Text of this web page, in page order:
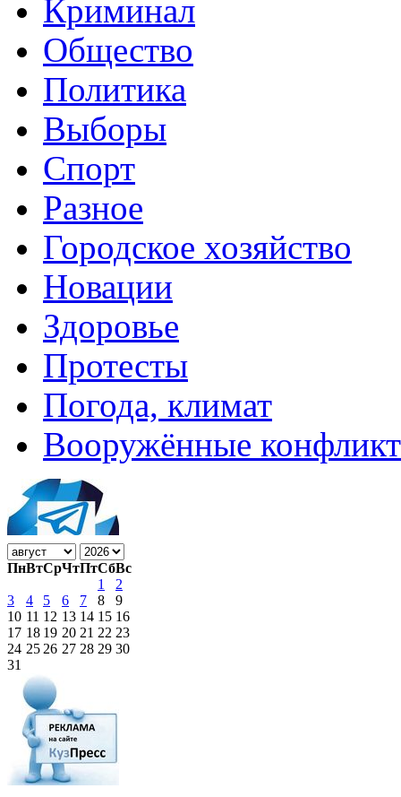
Криминал
Общество
Политика
Выборы
Спорт
Разное
Городское хозяйство
Новации
Здоровье
Протесты
Погода, климат
Вооружённые
ПнВтСрЧтПтСбВс
1
2
3
4 5 6 7 8
9
10 11 12 13 14 15 16
17 18 19 20 21 22 23
24 25 26 27 28 29 30
31